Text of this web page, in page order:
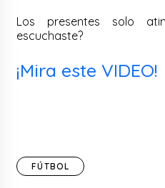
Los presentes solo
escuchaste?
¡Mira este VIDEO!
FÚTBOL